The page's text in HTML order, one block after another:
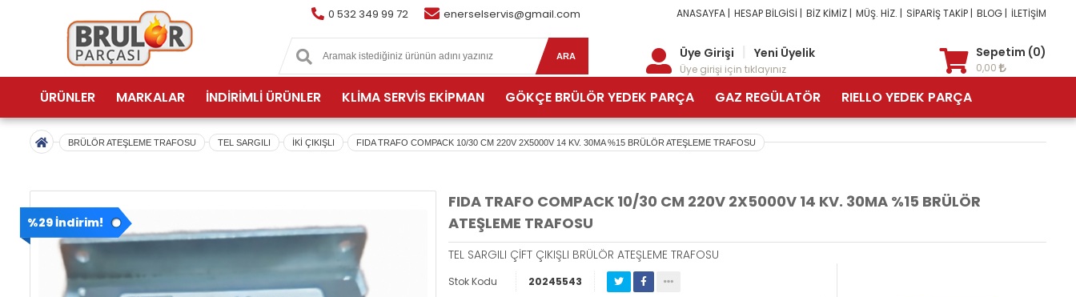
0 532 349 99 72 enerselservis@gmail.com
ARA
ANASAYFA | HESAP BİLGİSİ | BİZ KİMİZ | MÜŞ. HİZ. | SİPARİŞ TAKİP | BLOG | İLETİŞİM
Üye Girişi Yeni Üyelik
Üye girişi için tıklayınız
Sepetim (0)
0,00
ÜRÜNLER MARKALAR İNDİRİMLİ ÜRÜNLER KLİMA SERVİS EKİPMAN GÖKÇE BRÜLÖR YEDEK PARÇA GAZ REGÜLATÖR RIELLO YEDEK PARÇA
BRÜLÖR ATEŞLEME TRAFOSU TEL SARGILI İKİ ÇIKIŞLI FIDA TRAFO COMPACK 10/30 CM 220V 2X5000V 14 KV. 30MA %15 BRÜLÖR ATEŞLEME TRAFOSU
%29 İndirim!
FIDA TRAFO COMPACK 10/30 CM 220V 2X5000V 14 KV. 30MA %15 BRÜLÖR
ATEŞLEME TRAFOSU
TEL SARGILI ÇİFT ÇIKIŞLI BRÜLÖR ATEŞLEME TRAFOSU
Stok Kodu 20245543